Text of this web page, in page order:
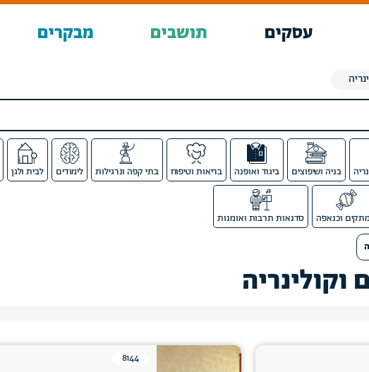
עסקים תושבים מבקרים
בניה ושיפוצים ביגוד ואופנה בריאות וטיפוח בתי קפה ונרגילות לימודים לבית ולגן
וכנאפה סדנאות תרבות ואומנות
8144